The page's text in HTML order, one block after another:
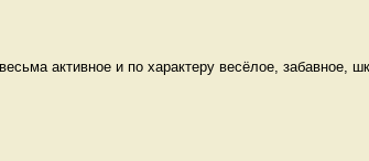
активное и по характеру весёлое, забавное,